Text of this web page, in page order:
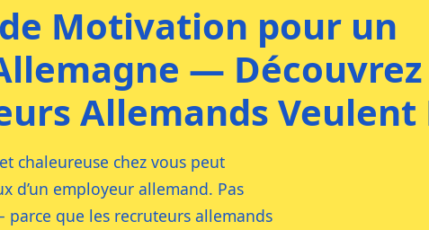
Motivation pour un
—
Allemands Veulent
chaleureuse chez vous peut
d’un employeur allemand. Pas
que les recruteurs allemands